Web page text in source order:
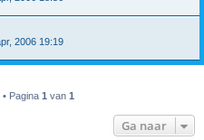
2006 19:19
Pagina 1 van 1
Ga naar